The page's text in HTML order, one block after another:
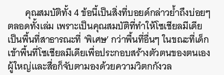
คุณสมบัติทั้ง 4 ข้อนี้เป็นสิ่งที่บอยด์กล่าวย้ำถึงบ่อยๆ
ตลอดทั้งเล่ม เพราะเป็นคุณสมบัติที่ทำให้โซเชียลมีเดีย
เป็นพื้นที่สาธารณะที่ ‘พิเศษ’ กว่าพื้นที่อื่นๆ ในขณะที่เด็ก
เข้าพื้นที่โซเชียลมีเดียเพื่อประกอบสร้างตัวตนของตนเอง
ผู้ใหญ่และสื่อก็จับตามองด้วยความวิตกกังวล